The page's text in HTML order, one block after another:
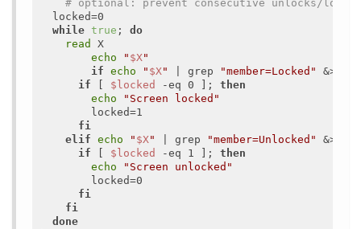
# optional: prevent consecutive unlocks/locks
  locked=0
while true ; do
read
X
echo
" $X"
if
echo " $X" | grep "member=Locked"
&> /
if
$locked -eq 0 ]; then
echo
"Screen locked"
        locked=1
fi
elif
echo " $X" | grep "member=Unlocked"
&> /
if
$locked -eq 1 ]; then
echo
"Screen unlocked"
        locked=0
fi
fi
done